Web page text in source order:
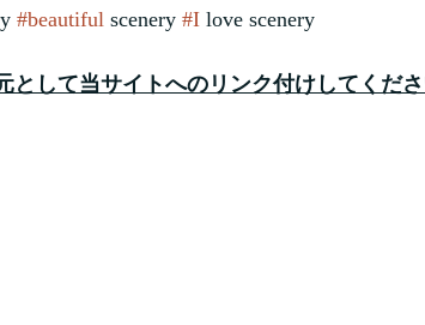
#beautiful scenery #I love scenery
として当サイトへのリンク付けしてくだ